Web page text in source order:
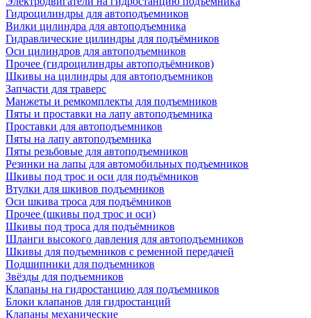
Гидроцилиндры для автоподъемников
Вилки цилиндра для автоподъемника
Гидравлические цилиндры для подъёмников
Оси цилиндров для автоподъемников
Прочее (гидроцилиндры автоподъёмников)
Шкивы на цилиндры для автоподъемников
Запчасти для траверс
Манжеты и ремкомплекты для подъемников
Пяты и проставки на лапу автоподъемника
Проставки для автоподъемников
Пяты на лапу автоподъемника
Пяты резьбовые для автоподъемников
Резинки на лапы для автомобильных подъемников
Шкивы под трос и оси для подъёмников
Втулки для шкивов подъемников
Оси шкива троса для подъёмников
Прочее (шкивы под трос и оси)
Шкивы под троса для подъёмников
Шланги высокого давления для автоподъемников
Шкивы для подъемников с ременной передачей
Подшипники для подъемников
Звёзды для подъемников
Клапаны на гидростанцию для подъемников
Блоки клапанов для гидростанций
Клапаны механические